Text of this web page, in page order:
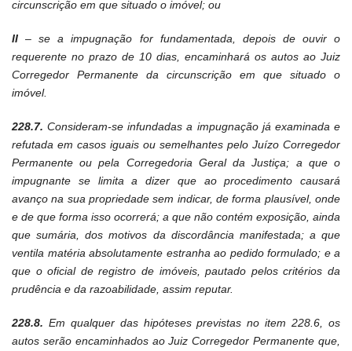
circunscrição em que situado o imóvel; ou
II– se a impugnação for fundamentada, depois de ouvir o
requerente no prazo de 10 dias, encaminhará os autos ao Juiz
Corregedor Permanente da circunscrição em que situado o
imóvel.
228.7.Consideram-se infundadas a impugnação já examinada e
refutada em casos iguais ou semelhantes pelo Juízo Corregedor
Permanente ou pela Corregedoria Geral da Justiça; a que o
impugnante se limita a dizer que ao procedimento causará
avanço na sua propriedade sem indicar, de forma plausível, onde
e de que forma isso ocorrerá; a que não contém exposição, ainda
que sumária, dos motivos da discordância manifestada; a que
ventila matéria absolutamente estranha ao pedido formulado; e a
que o oficial de registro de imóveis, pautado pelos critérios da
prudência e da razoabilidade, assim reputar.
228.8. Em qualquer das hipóteses previstas no item 228.6, os
autos serão encaminhados ao Juiz Corregedor Permanente que,